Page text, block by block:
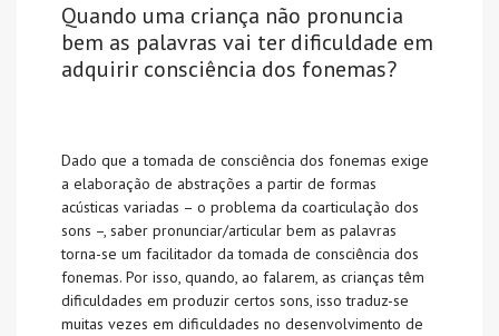
Quando uma criança não pronuncia
bem as palavras vai ter dificuldade em
adquirir consciência dos fonemas?
Dado que a tomada de consciência dos fonemas exige
a elaboração de abstrações a partir de formas
acústicas variadas – o problema da coarticulação dos
sons –, saber pronunciar/articular bem as palavras
torna-se um facilitador da tomada de consciência dos
fonemas. Por isso, quando, ao falarem, as crianças têm
dificuldades em produzir certos sons, isso traduz-se
muitas vezes em dificuldades no desenvolvimento de